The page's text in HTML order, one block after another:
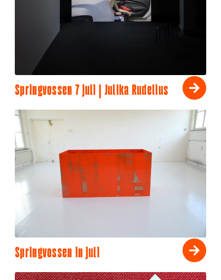
Springvossen 7 juli | Julika Rudelius
Springvossen in juli